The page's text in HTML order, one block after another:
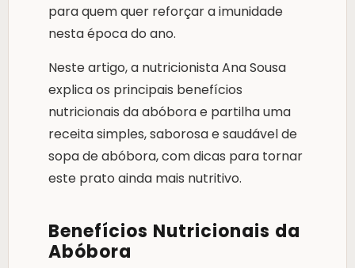
para quem quer reforçar a imunidade
nesta época do ano.
Neste artigo, a nutricionista Ana Sousa
explica os principais benefícios
nutricionais da abóbora e partilha uma
receita simples, saborosa e saudável de
sopa de abóbora, com dicas para tornar
este prato ainda mais nutritivo.
Benefícios Nutricionais da
Abóbora